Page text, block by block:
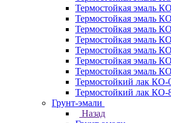
Термостойкая эмаль
Термостойкая эмаль
Термостойкая эмаль
Термостойкая эмаль
Термостойкая эмаль
Термостойкая эмаль
Термостойкая эмаль
Термостойкий лак КО-
Термостойкий лак КО-
Грунт-эмали
Назад